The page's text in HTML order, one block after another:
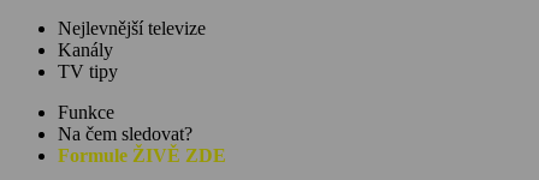
Nejlevnější televize
Kanály
TV tipy
Funkce
Na čem sledovat?
Formule ŽIVĚ ZDE